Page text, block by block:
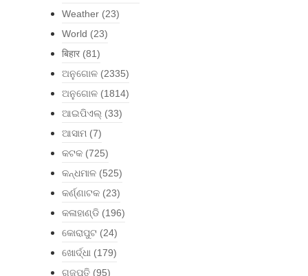
Weather (23)
World (23)
बिहार (81)
ଅନୁଗୋଳ (2335)
ଅନୁଗୋଳ (1814)
ଆଇପିଏଲ୍ (33)
ଆସାମ (7)
କଟକ (725)
କନ୍ଧମାଳ (525)
କର୍ଣ୍ଣାଟକ (23)
କଳାହାଣ୍ଡି (196)
କୋରାପୁଟ (24)
ଖୋର୍ଦ୍ଧା (179)
ଗଜପତି (95)